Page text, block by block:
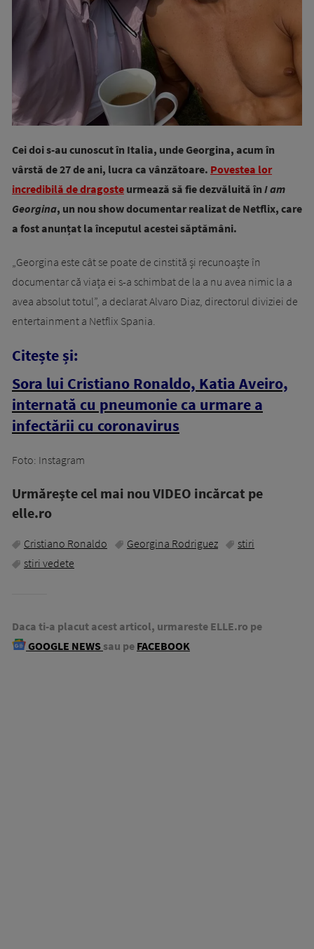
Cei doi s-au cunoscut în Italia, unde Georgina, acum în
vârstă de 27 de ani, lucra ca vânzătoare. Povestea lor
incredibilă de dragoste urmează să fie dezvăluită în I am
Georgina, un nou show documentar realizat de Netflix, care
a fost anunțat la începutul acestei săptămâni.
„Georgina este cât se poate de cinstită și recunoaște în
documentar că viața ei s-a schimbat de la a nu avea nimic la a
avea absolut totul”, a declarat Alvaro Diaz, directorul diviziei de
entertainment a Netflix Spania.
Citește și:
Sora lui Cristiano Ronaldo, Katia Aveiro,
internată cu pneumonie ca urmare a
infectării cu coronavirus
Foto: Instagram
Urmăreşte cel mai nou VIDEO incărcat pe
elle.ro
Cristiano Ronaldo Georgina Rodriguez
stiri
stiri vedete
Daca ti-a placut acest articol, urmareste ELLE.ro pe
GOOGLE NEWS sau pe FACEBOOK